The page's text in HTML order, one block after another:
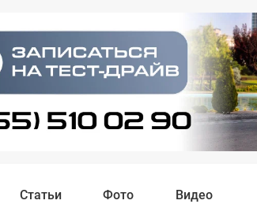
Статьи Фото Видео